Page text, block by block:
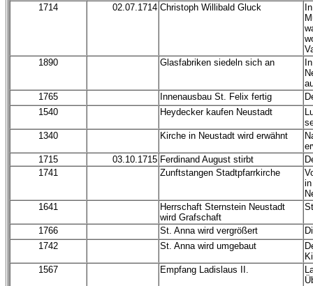
1714
02.07.1714 Christoph Willibald Gluck
1890
Glasfabriken siedeln sich an
1765
Innenausbau St. Felix fertig
1540
Heydecker kaufen Neustadt
1340
Kirche in Neustadt wird erwähnt
1715
03.10.1715 Ferdinand August stirbt
1741
Zunftstangen Stadtpfarrkirche
1641
Herrschaft Sternstein Neustadt
wird Grafschaft
1766 St. Anna wird vergrößert
1742
St. Anna wird umgebaut
1567
Empfang Ladislaus II.